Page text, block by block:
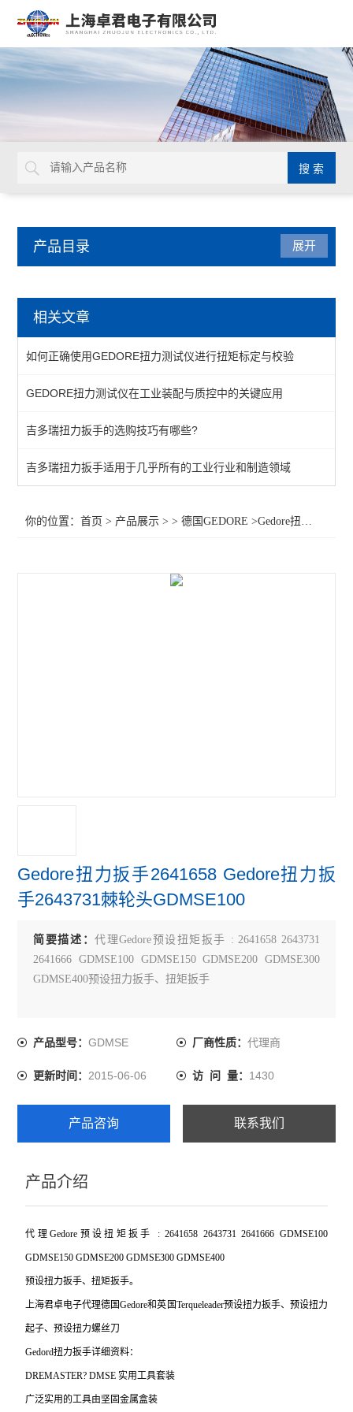
产品目录
延长杆
棘轮头
动态扭矩测试仪
扭力测试仪
接地螺柱扳手
展开
相关文章
如何正确使用GEDORE扭力测试仪进行扭矩标定与校验
GEDORE扭力测试仪在工业装配与质控中的关键应用
吉多瑞扭力扳手的选购技巧有哪些?
吉多瑞扭力扳手适用于几乎所有的工业行业和制造领域
你的位置：首页 > 产品展示 > >德国GEDORE >Gedore扭力扳手2641658 Gedore扭力扳手2643731棘轮头GDMSE100
Gedore扭力扳手2641658 Gedore扭力扳
手2643731棘轮头GDMSE100
简要描述：代理Gedore预设扭矩扳手 : 2641658 2643731
2641666 GDMSE100 GDMSE150 GDMSE200 GDMSE300
GDMSE400预设扭力扳手、扭矩扳手
产品型号：GDMSE 厂商性质： 代理商
更新时间：2015-06-06 访 问 量： 1430
产品咨询 联系我们
产品介绍
代理Gedore预设扭矩扳手 : 2641658 2643731 2641666 GDMSE100
GDMSE150 GDMSE200 GDMSE300 GDMSE400
预设扭力扳手、扭矩扳手。
上海君卓电子代理德国Gedore和英国Terqueleader预设扭力扳手、预设扭力
起子、预设扭力螺丝刀
Gedord扭力扳手详细资料：
DREMASTER? DMSE实用工具套装
广泛实用的工具由坚固金属盒装